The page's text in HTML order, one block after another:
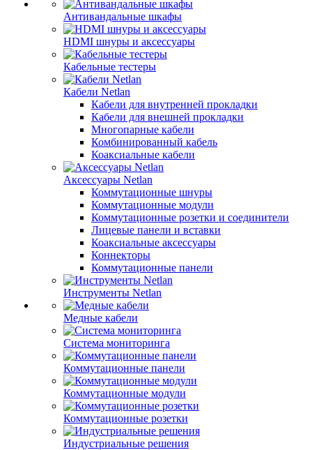
Антивандальные шкафы
HDMI шнуры и аксессуары
Кабельные тестеры
Кабели Netlan
Кабели для внутренней прокладки
Кабели для внешней прокладки
Многопарные кабели
Комбинированный кабель
Коаксиальные кабели
Аксессуары Netlan
Коммутационные шнуры
Коммутационные модули
Коммутационные розетки и соединители
Лицевые панели и вставки
Коаксиальные аксессуары
Коннекторы
Коммутационные панели
Инструменты Netlan
Медные кабели
Система мониторинга
Коммутационные панели
Коммутационные модули
Коммутационные розетки
Индустриальные решения